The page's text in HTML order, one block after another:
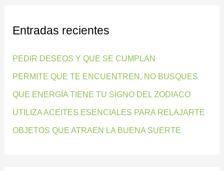
a
p
o
r
:
Entradas recientes
PEDIR DESEOS Y QUE SE CUMPLAN
PERMITE QUE TE ENCUENTREN, NO BUSQUES
QUE ENERGÍA TIENE TU SIGNO DEL ZODIACO
UTILIZA ACEITES ESENCIALES PARA RELAJARTE
OBJETOS QUE ATRAEN LA BUENA SUERTE